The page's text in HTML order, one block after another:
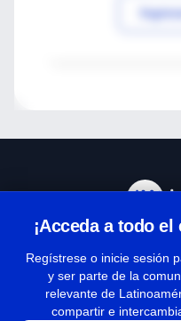
¡Acceda a todo
Regístrese o inicie sesión
y ser parte de la
relevante de
compartir e